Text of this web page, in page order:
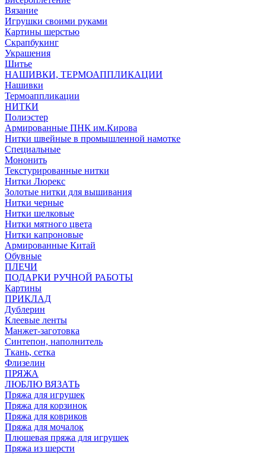
Вязание
Игрушки своими руками
Картины шерстью
Скрапбукинг
Украшения
Шитье
НАШИВКИ, ТЕРМОАППЛИКАЦИИ
Нашивки
Термоаппликации
НИТКИ
Полиэстер
Армированные ПНК им.Кирова
Нитки швейные в промышленной намотке
Специальные
Мононить
Текстурированные нитки
Нитки Люрекс
Золотые нитки для вышивания
Нитки черные
Нитки шелковые
Нитки мятного цвета
Нитки капроновые
Армированные Китай
Обувные
ПЛЕЧИ
ПОДАРКИ РУЧНОЙ РАБОТЫ
Картины
ПРИКЛАД
Дублерин
Клеевые ленты
Манжет-заготовка
Синтепон, наполнитель
Ткань, сетка
Флизелин
ПРЯЖА
ЛЮБЛЮ ВЯЗАТЬ
Пряжа для игрушек
Пряжа для корзинок
Пряжа для ковриков
Пряжа для мочалок
Плюшевая пряжа для игрушек
Пряжа из шерсти